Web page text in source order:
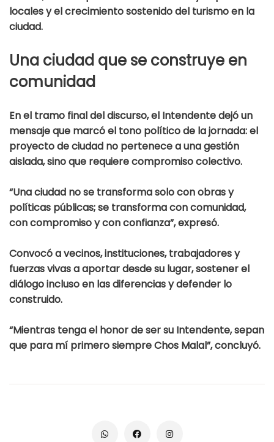
locales y el crecimiento sostenido del turismo en la
ciudad.
Una ciudad que se construye en
comunidad
En el tramo final del discurso, el Intendente dejó un
mensaje que marcó el tono político de la jornada: el
proyecto de ciudad no pertenece a una gestión
aislada, sino que requiere compromiso colectivo.
“Una ciudad no se transforma solo con obras y
políticas públicas; se transforma con comunidad,
con compromiso y con confianza”, expresó.
Convocó a vecinos, instituciones, trabajadores y
fuerzas vivas a aportar desde su lugar, sostener el
diálogo incluso en las diferencias y defender lo
construido.
“Mientras tenga el honor de ser su Intendente, sepan
que para mí primero siempre Chos Malal”, concluyó.